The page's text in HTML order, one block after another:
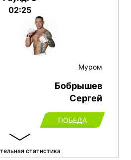
02:25
Муром
Бобрышев
Сергей
ПОБЕДА
статистика